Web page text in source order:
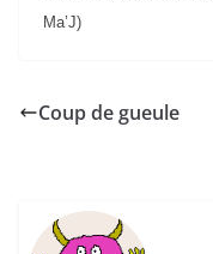
Ma’J)
Coup de gueule